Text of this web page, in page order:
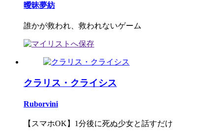
曖昧夢紡
誰かが救われ、救われないゲーム
クラリス・クライシス
Ruborvini
【スマホOK】1分後に死ぬ少女と話すだけ